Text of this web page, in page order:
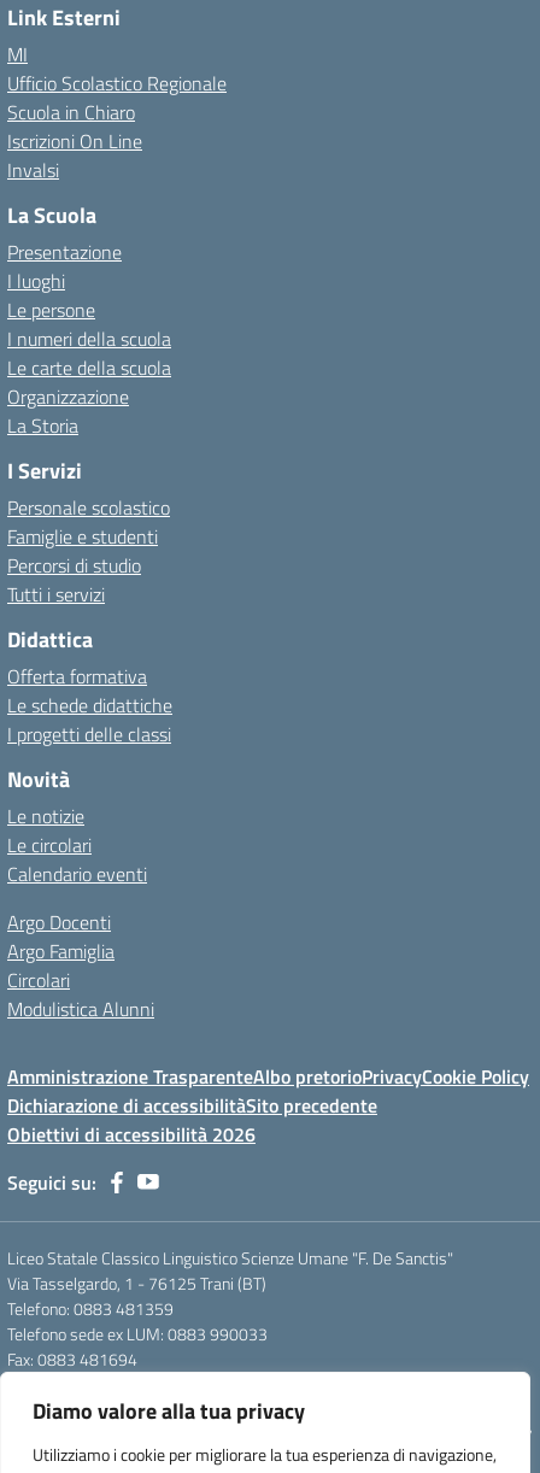
Diamo valore alla tua privacy
Utilizziamo i cookie per migliorare la tua esperienza di navigazione,
Link Esterni
MI
Ufficio Scolastico Regionale
Scuola in Chiaro
Iscrizioni On Line
Invalsi
La Scuola
Presentazione
I luoghi
Le persone
I numeri della scuola
Le carte della scuola
Organizzazione
La Storia
I Servizi
Personale scolastico
Famiglie e studenti
Percorsi di studio
Tutti i servizi
Didattica
Offerta formativa
Le schede didattiche
I progetti delle classi
Novità
Le notizie
Le circolari
Calendario eventi
Argo Docenti
Argo Famiglia
Circolari
Modulistica Alunni
Amministrazione TrasparenteAlbo pretorioPrivacyCookie Policy
Dichiarazione di accessibilitàSito precedente
Obiettivi di accessibilità 2026
Seguici su:
Liceo Statale Classico Linguistico Scienze Umane "F. De Sanctis"
Via Tasselgardo, 1 - 76125 Trani (BT)
Telefono: 0883 481359
Telefono sede ex LUM: 0883 990033
Fax: 0883 481694
Pec: btpc210007@pec.istruzione.it
Codice Meccanografico: istsc_btpc210007 - Codice Fiscale: 92058830727
- Codice Univoco d'ufficio: UFG4S9